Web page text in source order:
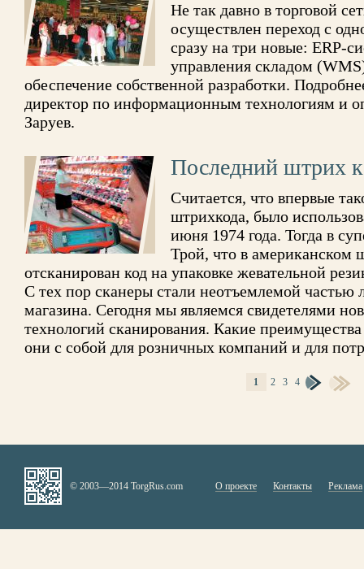
Не так давно в торговой
осуществлен переход с
сразу на три новые: ERP-
управления складом
обеспечение собственной разработки.
директор по информационным технологиям и
Заруев.
Последний штрих
Считается, что впервые
штрихкода, было
июня 1974 года. Тогда в
Трой, что в американском
отсканирован код на упаковке жевательной
С тех пор сканеры стали неотъемлемой частью
магазина. Сегодня мы являемся свидетелями
технологий сканирования. Какие
они с собой для розничных компаний и для
1 2 3 4
© 2003—2014 TorgRus.com О проекте Контакты Реклама